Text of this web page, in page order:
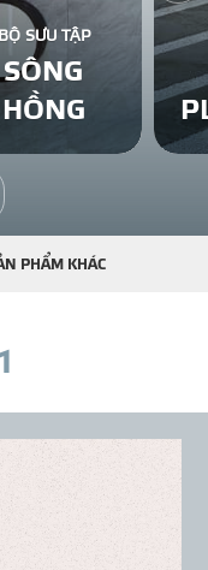
GẠCH ỐP LÁT
BÊ TÔNG KHÍ
NGÓI LỢP
THƯ
BỘ SƯU TẬP
SÔNG
HỒNG
PHẨM KHÁC